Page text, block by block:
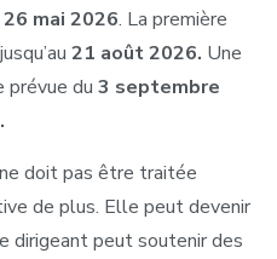
26 mai 2026. La première
21 août 2026. Une
prévue du 3 septembre
doit pas être traitée
de plus. Elle peut devenir
dirigeant peut soutenir des